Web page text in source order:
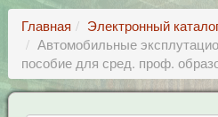
Главная
Электронный
Автомобильные
пособие для сред. проф.